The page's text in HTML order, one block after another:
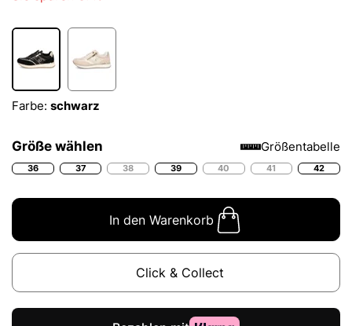
Farbe: schwarz
Größe wählen Größentabelle
36 37 38 39 40 41 42
In den Warenkorb
Click & Collect